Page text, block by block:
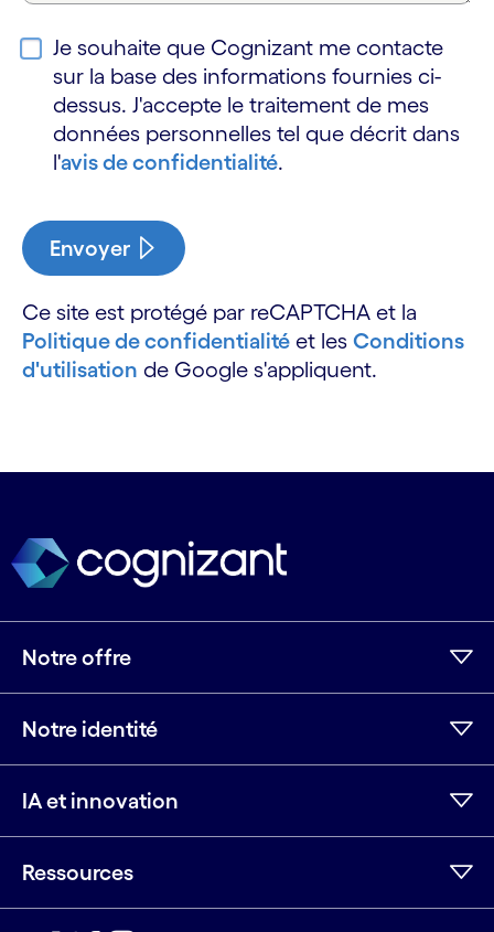
Je souhaite que Cognizant me contacte
sur la base des informations fournies ci-
dessus. J'accepte le traitement de mes
données personnelles tel que décrit dans
l'avis de confidentialité.
Envoyer
Ce site est protégé par reCAPTCHA et la
Politique de confidentialité et les Conditions
d'utilisation de Google s'appliquent.
Notre offre
Notre identité
IA et innovation
Ressources